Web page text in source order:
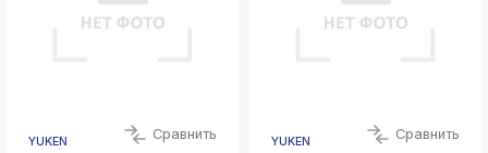
YUKEN Сравнить YUKEN Сравнить